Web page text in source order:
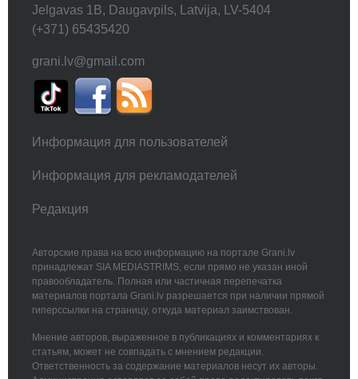
Jelgavas 1B, Daugavpils, Latvija, LV-5404
(+371) 65435420
grani.lv@gmail.com
Информация для пользователей
Информация для рекламодателей
Редакция
Авторские права на всю информацию на портале Grani.lv
принадлежат SIA MEDIASTRIMS, если прямо не указан иной
правообладатель. Полная или частичная перепечатка
материалов портала Grani.lv разрешается при наличии прямой
гиперссылки на страницу, откуда материал заимствован.
Мнение авторов, выраженное в публикациях и комментариях к
статьям, может не совпадать с мнением редакции.
Ответственность за содержание материалов несут их авторы.